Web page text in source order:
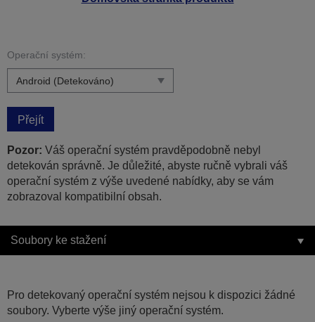
Operační systém:
Přejít
Pozor: Váš operační systém pravděpodobně nebyl
detekován správně. Je důležité, abyste ručně vybrali váš
operační systém z výše uvedené nabídky, aby se vám
zobrazoval kompatibilní obsah.
Soubory ke stažení
Pro detekovaný operační systém nejsou k dispozici žádné
soubory. Vyberte výše jiný operační systém.